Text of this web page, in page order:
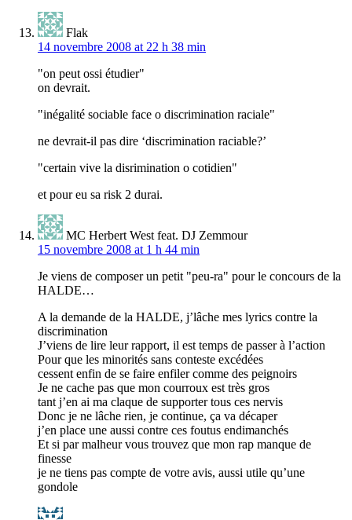
Flak
14 novembre 2008 at 22 h 38 min
"on peut ossi étudier"
on devrait.
"inégalité sociable face o discrimination raciale"
ne devrait-il pas dire ‘discrimination raciable?’
"certain vive la disrimination o cotidien"
et pour eu sa risk 2 durai.
MC Herbert West feat. DJ Zemmour
15 novembre 2008 at 1 h 44 min
Je viens de composer un petit "peu-ra" pour le concours de la
HALDE…
A la demande de la HALDE, j’lâche mes lyrics contre la
discrimination
J’viens de lire leur rapport, il est temps de passer à l’action
Pour que les minorités sans conteste excédées
cessent enfin de se faire enfiler comme des peignoirs
Je ne cache pas que mon courroux est très gros
tant j’en ai ma claque de supporter tous ces nervis
Donc je ne lâche rien, je continue, ça va décaper
j’en place une aussi contre ces foutus endimanchés
Et si par malheur vous trouvez que mon rap manque de
finesse
je ne tiens pas compte de votre avis, aussi utile qu’une
gondole